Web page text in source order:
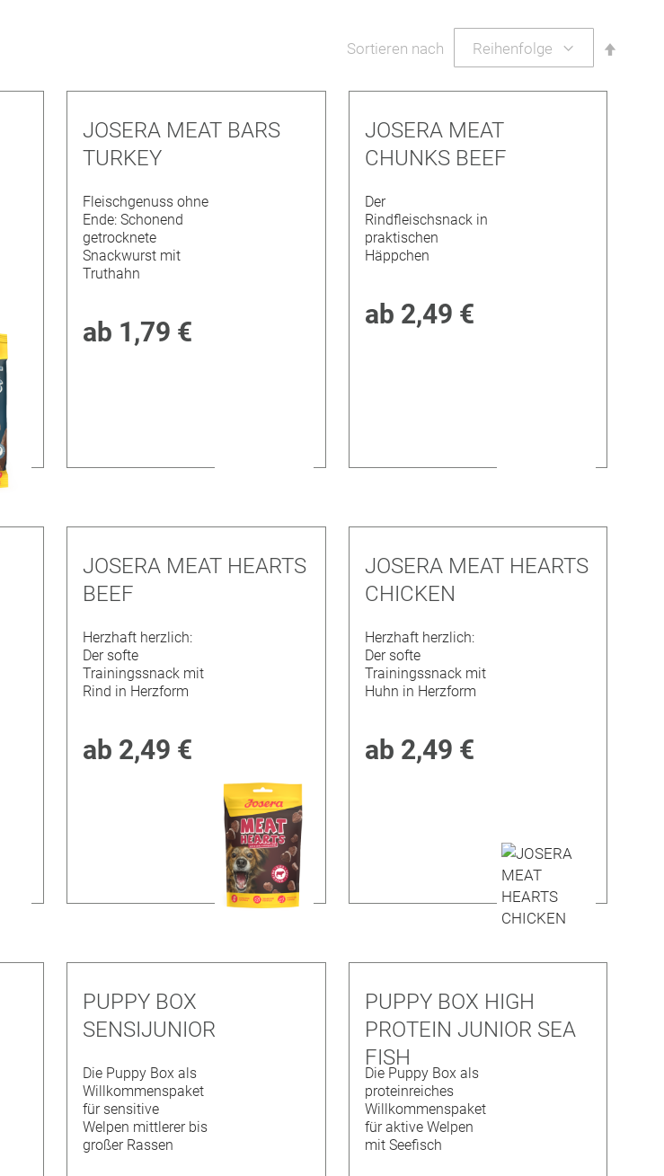
Sortieren nach
JOSERA MEAT BARS
TURKEY
Fleischgenuss ohne
Ende: Schonend
getrocknete
Snackwurst mit
Truthahn
ab 1,79 €
JOSERA MEAT
CHUNKS BEEF
Der
Rindfleischsnack in
praktischen
Häppchen
ab 2,49 €
JOSERA MEAT HEARTS
BEEF
Herzhaft herzlich:
Der softe
Trainingssnack mit
Rind in Herzform
ab 2,49 €
JOSERA MEAT HEARTS
CHICKEN
Herzhaft herzlich:
Der softe
Trainingssnack mit
Huhn in Herzform
ab 2,49 €
PUPPY BOX
SENSIJUNIOR
Die Puppy Box als
Willkommenspaket
für sensitive
Welpen mittlerer bis
großer Rassen
PUPPY BOX HIGH
PROTEIN JUNIOR SEA
FISH
Die Puppy Box als
proteinreiches
Willkommenspaket
für aktive Welpen
mit Seefisch